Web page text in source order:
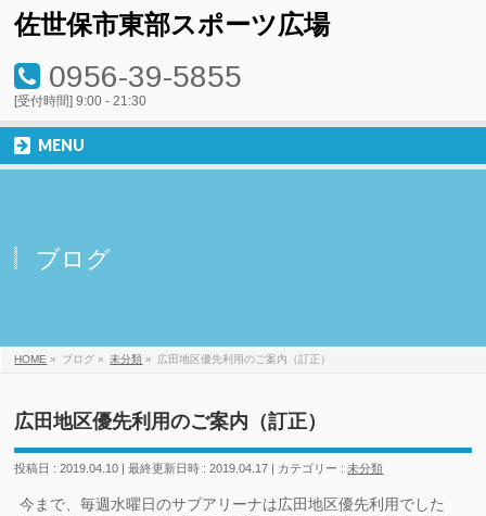
佐世保市東部スポーツ広場
0956-39-5855
[受付時間] 9:00 - 21:30
MENU
ブログ
HOME » ブログ » 未分類 » 広田地区優先利用のご案内（訂正）
広田地区優先利用のご案内（訂正）
投稿日 : 2019.04.10 最終更新日時 : 2019.04.17 カテゴリー :未分類
今まで、毎週水曜日のサブアリーナは広田地区優先利用でした